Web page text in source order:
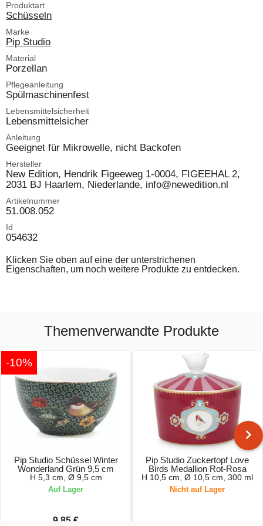
Produktart
Schüsseln
Marke
Pip Studio
Material
Porzellan
Pflegeanleitung
Spülmaschinenfest
Lebensmittelsicherheit
Lebensmittelsicher
Anleitung
Geeignet für Mikrowelle, nicht Backofen
Hersteller
New Edition, Hendrik Figeeweg 1-0004, FIGEEHAL 2,
2031 BJ Haarlem, Niederlande, info@newedition.nl
Artikelnummer
51.008.052
Id
054632
Klicken Sie oben auf eine der unterstrichenen
Eigenschaften, um noch weitere Produkte zu entdecken.
Themenverwandte Produkte
-10%
Pip Studio Schüssel Winter
Wonderland Grün 9,5 cm
H 5,3 cm, Ø 9,5 cm
Auf Lager
9,85 €
Pip Studio Zuckertopf Love
Birds Medallion Rot-Rosa
H 10,5 cm, Ø 10,5 cm, 300 ml
Nicht auf Lager